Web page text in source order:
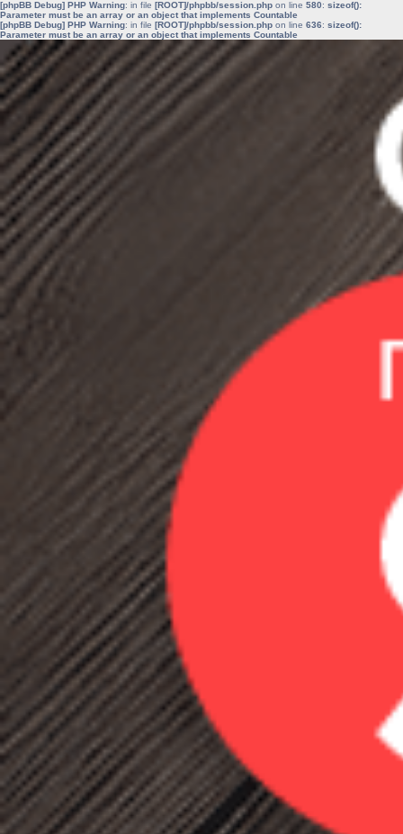
[phpBB Debug] PHP Warning: in file [ROOT]/phpbb/session.php on line 580: sizeof():
Parameter must be an array or an object that implements Countable
[phpBB Debug] PHP Warning: in file [ROOT]/phpbb/session.php on line 636: sizeof():
Parameter must be an array or an object that implements Countable